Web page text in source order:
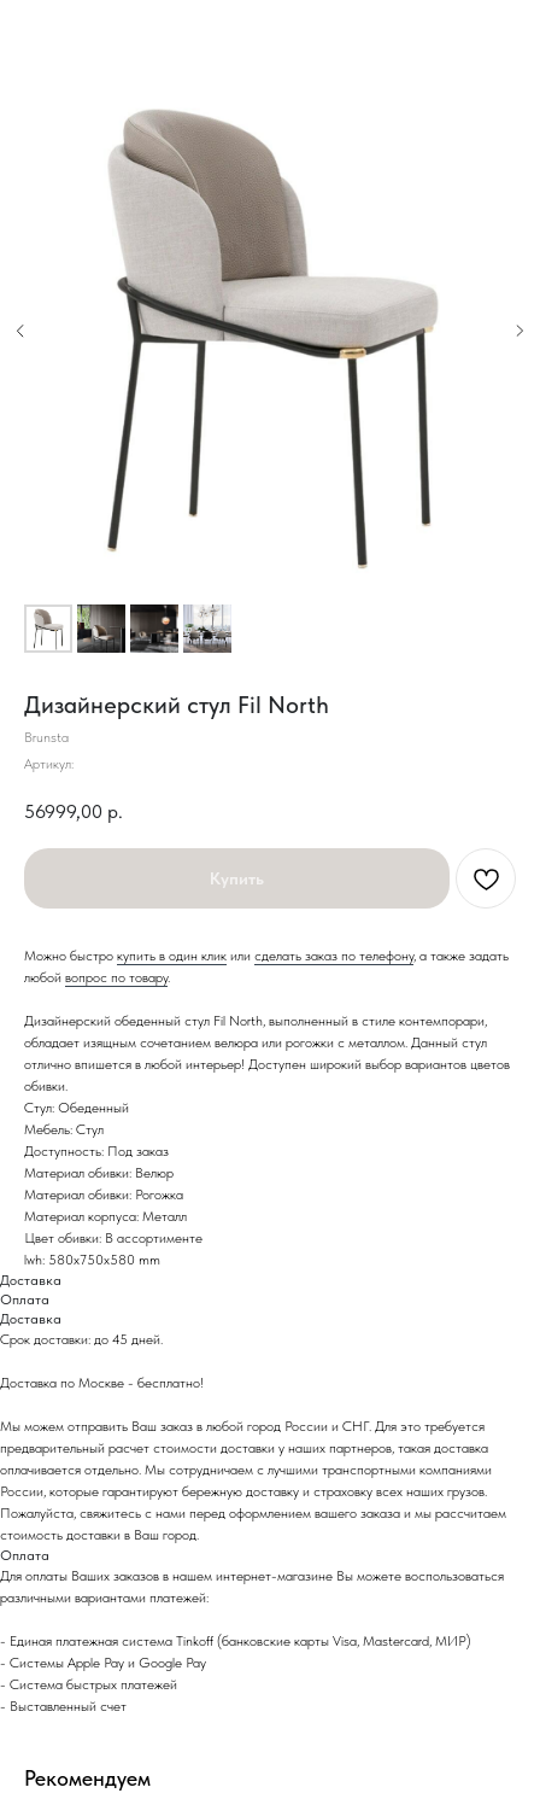
Дизайнерский стул Fil North
Brunsta
Артикул:
56999,00 р.
Купить
Можно быстро купить в один клик или сделать заказ по телефону, а также задать
любой вопрос по товару.
Дизайнерский обеденный стул Fil North, выполненный в стиле контемпорари,
обладает изящным сочетанием велюра или рогожки с металлом. Данный стул
отлично впишется в любой интерьер! Доступен широкий выбор вариантов цветов
обивки.
Стул: Обеденный
Мебель: Стул
Доступность: Под заказ
Материал обивки: Велюр
Материал обивки: Рогожка
Материал корпуса: Металл
Цвет обивки: В ассортименте
lwh: 580x750x580 mm
Доставка
Оплата
Доставка
Срок доставки: до 45 дней.
Доставка по Москве - бесплатно!
Мы можем отправить Ваш заказ в любой город России и СНГ. Для это требуется
предварительный расчет стоимости доставки у наших партнеров, такая доставка
оплачивается отдельно. Мы сотрудничаем с лучшими транспортными компаниями
России, которые гарантируют бережную доставку и страховку всех наших грузов.
Пожалуйста, свяжитесь с нами перед оформлением вашего заказа и мы рассчитаем
стоимость доставки в Ваш город.
Оплата
Для оплаты Ваших заказов в нашем интернет-магазине Вы можете воспользоваться
различными вариантами платежей:
- Eдиная платежная система Tinkoff (банковские карты Visa, Mastercard, МИР)
- Системы Apple Pay и Google Pay
- Система быстрых платежей
- Выставленный счет
Рекомендуем